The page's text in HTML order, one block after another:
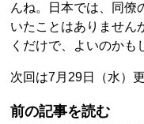
んね。日本では、同僚
いたことはありませ
くだけで、よいのかも
次回は7月29日（水）
前の記事を読む